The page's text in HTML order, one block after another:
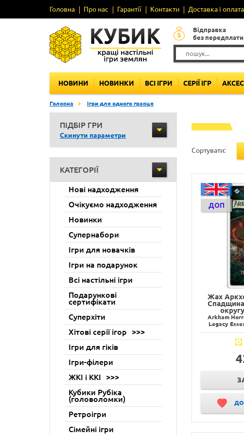
Головна Про нас Гарантії Контакти Доставка і оплата
Відправка
без передплати
НОВИНИ НОВИНКИ ВСІ ІГРИ СЕРІЇ ІГР
Головна Ігри для одного гравця
ПІДБІР ГРИ
Скинути параметри
КАТЕГОРІЇ
Нові надходження
Очікуємо надходження
Новинки
Супернабори
Ігри для новачків
Ігри на подарунок
Всі настільні ігри
Подарункові
сертифікати
Суперхіти
Хітові серії ігор
Ігри для гіків
Ігри-філери
ЖКІ і ККІ
Кубики Рубіка
(головоломки)
Ретроігри
Сімейні ігри
Сортувати:
ДОП
Жах
Спадщина
Arkham
Legacy
ДО